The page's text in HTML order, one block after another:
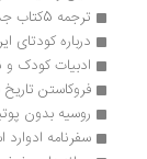
ترجمه 5کتاب جدید در کتابخانه تخصصی امیرالمؤمنین(ع)
درباره کودتای
ادبیات کودک و
فروکاستن
روسیه بدون
سفرنامه